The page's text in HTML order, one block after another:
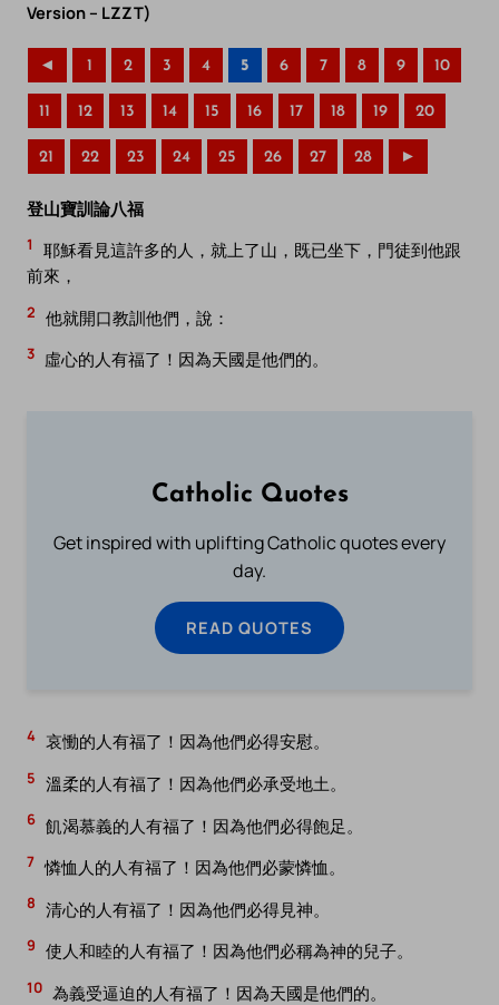
Version – LZZT)
◄ 1 2 3 4 5 6 7 8 9 10
11 12 13 14 15 16 17 18 19 20
21 22 23 24 25 26 27 28 ►
登山寶訓論八福
1
耶穌看見這許多的人，就上了山，既已坐下，門徒到他跟
前來，
2 他就開口教訓他們，說：
3 虛心的人有福了！因為天國是他們的。
Catholic Quotes
Get inspired with uplifting Catholic quotes every
day.
READ QUOTES
4 哀慟的人有福了！因為他們必得安慰。
5 溫柔的人有福了！因為他們必承受地土。
6 飢渴慕義的人有福了！因為他們必得飽足。
7 憐恤人的人有福了！因為他們必蒙憐恤。
8 清心的人有福了！因為他們必得見神。
9 使人和睦的人有福了！因為他們必稱為神的兒子。
10 為義受逼迫的人有福了！因為天國是他們的。